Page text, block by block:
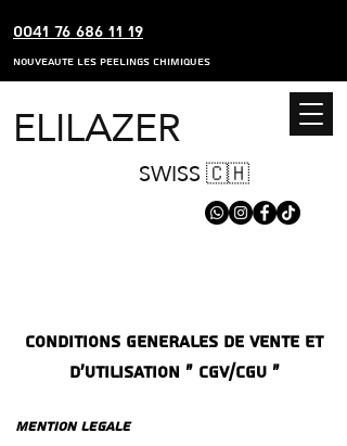
0041 76 686 11 19
nouveaute les peelings chimiques
ELILAZER
SWISS 🇨🇭
CONDITIONS GeNeRALES DE VENTE ET
D’UTILISATION « CGV/CGU »
MENTION LeGALE